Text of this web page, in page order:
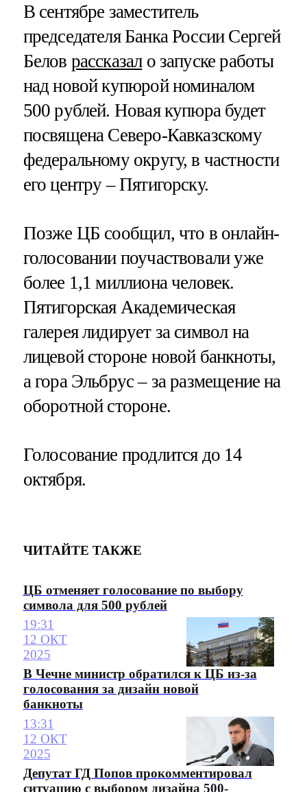
В сентябре заместитель
председателя Банка России Сергей
Белов рассказало запуске работы
над новой купюрой номиналом
500 рублей. Новая купюра будет
посвящена Северо-Кавказскому
федеральному округу, в частности
его центру – Пятигорску.
Позже ЦБ сообщил, что в онлайн-
голосовании поучаствовали уже
более 1,1 миллиона человек.
Пятигорская Академическая
галерея лидирует за символ на
лицевой стороне новой банкноты,
а гора Эльбрус – за размещение на
оборотной стороне.
Голосование продлится до 14
октября.
ЧИТАЙТЕ ТАКЖЕ
ЦБ отменяет голосование по выбору
символа для 500 рублей
19:31
12 ОКТ
2025
В Чечне министр обратился к ЦБ из-за
голосования за дизайн новой
банкноты
13:31
12 ОКТ
2025
Депутат ГД Попов прокомментировал
ситуацию с выбором дизайна 500-